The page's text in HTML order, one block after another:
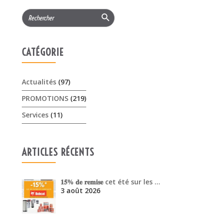
PROMOTIONS
𝟏𝟓% 𝐝𝐞 𝐫𝐞𝐦𝐢𝐬𝐞 cet été sur les …
3 août 2026
Offres Pellenc olivion peigne …